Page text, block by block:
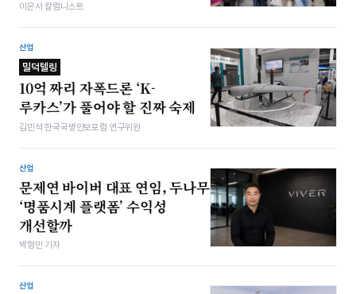
이은서 칼럼니스트
산업
밀덕텔링
10억 짜리 자폭드론 ‘K-
루카스’가 풀어야 할 진짜 숙제
김민석 한국국방안보포럼 연구위원
산업
문제연 바이버 대표 연임, 두나무
‘명품시계 플랫폼’ 수익성
개선할까
박형민 기자
산업